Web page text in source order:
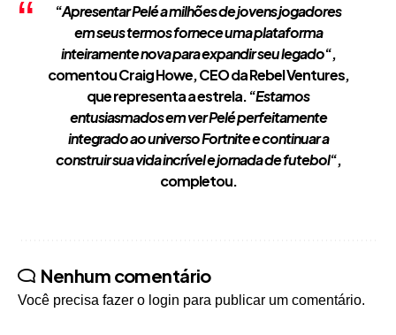
“Apresentar Pelé a milhões de jovens jogadores
em seus termos fornece uma plataforma
inteiramente nova para expandir seu legado“,
comentou Craig Howe, CEO da Rebel Ventures,
que representa a estrela. “Estamos
entusiasmados em ver Pelé perfeitamente
integrado ao universo Fortnite e continuar a
construir sua vida incrível e jornada de futebol“,
completou.
Nenhum comentário
Você precisa fazer o login para publicar um comentário.